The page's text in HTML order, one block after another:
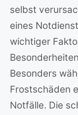
selbst
eines
wichtiger
Besonders
Frostschäden
Notfälle. Die